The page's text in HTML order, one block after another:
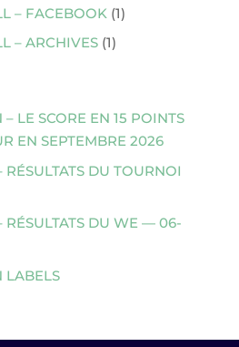
– FACEBOOK (1)
– ARCHIVES(1)
LE SCORE EN 15 POINTS
EN SEPTEMBRE 2026
DU TOURNOI
RÉSULTATS DU WE — 06-
LABELS